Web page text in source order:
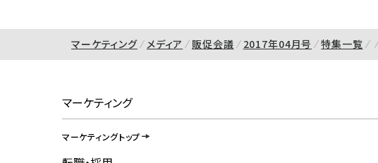
マーケティング メディア 販促会議 2017年04月号 特集一覧
マーケティング
マーケティングトップ